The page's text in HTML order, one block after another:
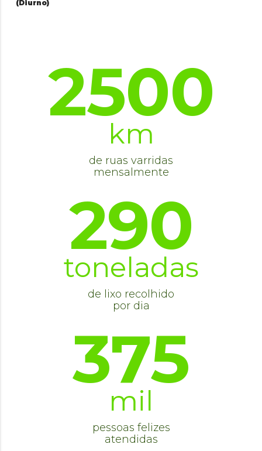
(Diurno)
2500
km
de ruas varridas
mensalmente
290
toneladas
de lixo recolhido
por dia
375
mil
pessoas felizes
atendidas